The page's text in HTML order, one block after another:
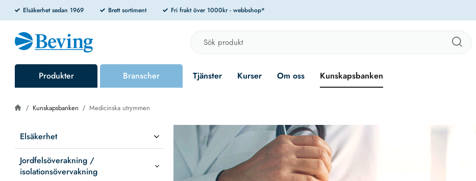
Elsäkerhet sedan 1969 Brett sortiment Fri frakt över 1000kr - webbshop*
Produkter Branscher Tjänster Kurser Om oss Kunskapsbanken
Kunskapsbanken Medicinska utrymmen
Elsäkerhet
Jordfelsöverakning /
isolationsövervakning